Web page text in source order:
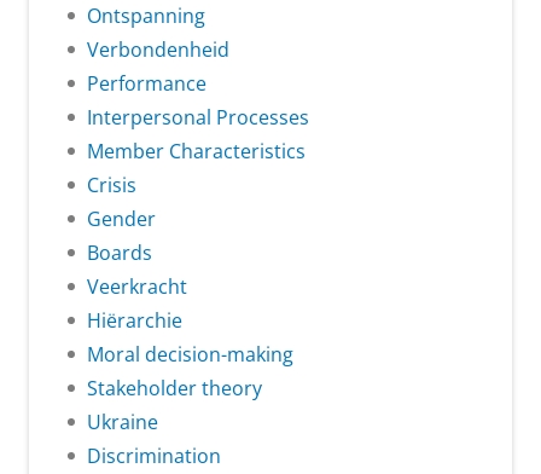
Ontspanning
Verbondenheid
Performance
Interpersonal Processes
Member Characteristics
Crisis
Gender
Boards
Veerkracht
Hiërarchie
Moral decision-making
Stakeholder theory
Ukraine
Discrimination